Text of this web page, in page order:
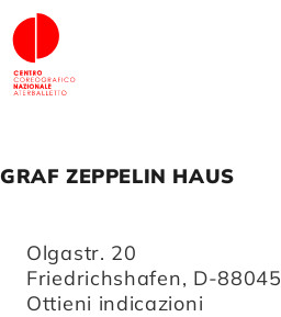
Salta
al
contenuto
News
Produzioni
GRAF ZEPPELIN HAUS
Indirizzo
Olgastr. 20
Friedrichshafen, D-88045
Ottieni indicazioni